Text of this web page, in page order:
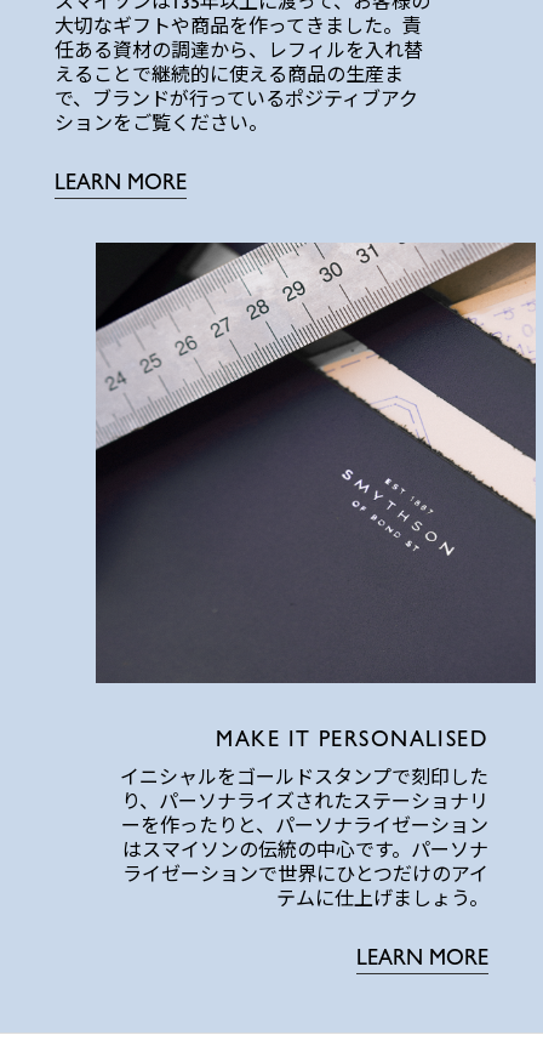
大切なギフトや商品を作ってきました。責
任ある資材の調達から、レフィルを入れ替
えることで継続的に使える商品の生産ま
で、ブランドが行っているポジティブアク
ションをご覧ください。
LEARN MORE
MAKE IT PERSONALISED
イニシャルをゴールドスタンプで刻印した
り、パーソナライズされたステーショナリ
ーを作ったりと、パーソナライゼーション
はスマイソンの伝統の中心です。パーソナ
ライゼーションで世界にひとつだけのアイ
テムに仕上げましょう。
LEARN MORE